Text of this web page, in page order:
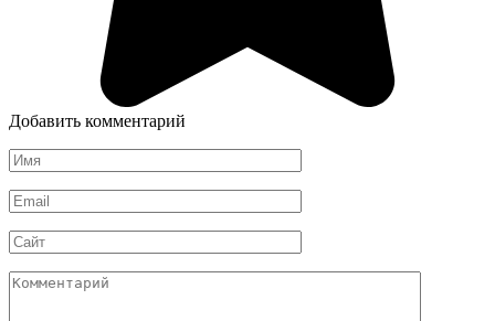
Добавить комментарий
Имя
*
Email
*
Сайт
Комментарий